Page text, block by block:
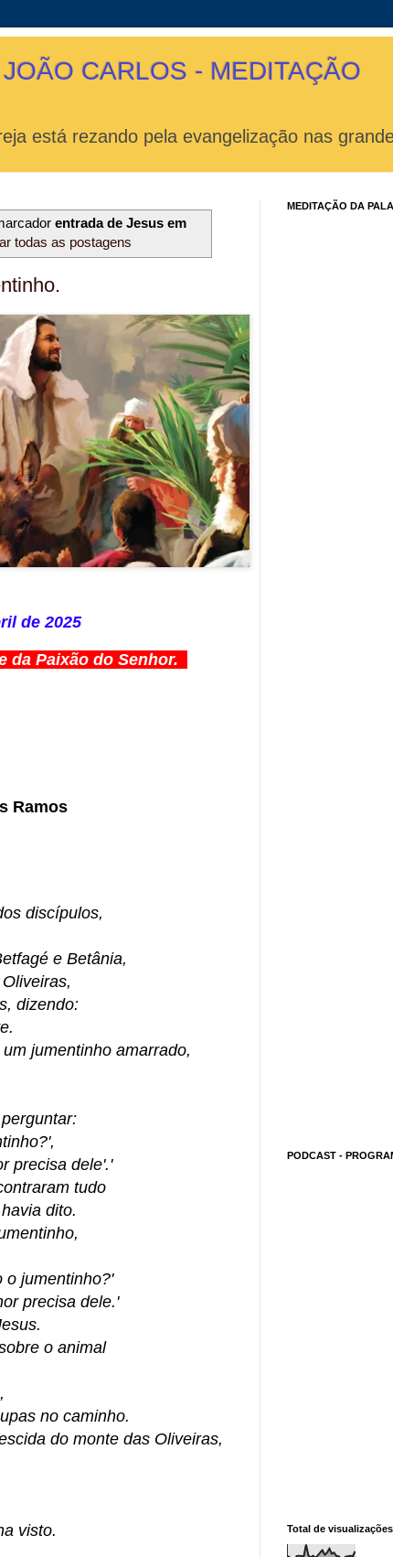
CARLOS - MEDITAÇÃO
está rezando pela evangelização nas
entrada de Jesus em
todas as postagens
de 2025
da Paixão do Senhor.
Ramos
discípulos,
e Betânia,
dizendo:
jumentinho amarrado,
precisa dele'.'
tudo
dito.
o jumentinho?'
precisa dele.'
o animal
no caminho.
do monte das Oliveiras,
visto.
MEDITAÇÃO DA
PODCAST -
Total de